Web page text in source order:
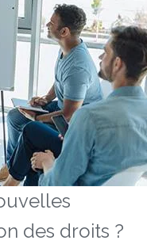
des droits ?